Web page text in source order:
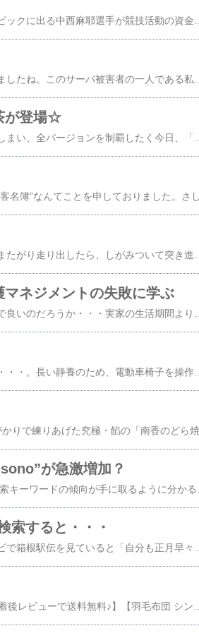
が登場☆
ネジメントの失敗に学ぶ
６月から府庁への通勤。ここにきて、少し不安が・・・。長い静養のため、電動車椅子を操作する左腕の筋力がかなり落ちている。先日の大阪への外出時も、バスの乗り降り、エレベーターの出入りがスムーズにいかなかった。府庁へ行くのに、左腕が不調。。。 ヘ（＿ ＿ヘ）☆＼（￣∀￣*）鍛えなおすしか、ありまへんがなっ・・・今日から毎週金曜日の夕方は、施設から国道までの坂道を、下って、登って、筋力アップの特訓です。標高差は１００メートルくらいあるかな・・・いままでも、何度も往復してるから不安はないけれど、今日の天気は雨が降ったり、晴れ間が差したり、ころころ変わる。風も強いし、まさに台風を想定した訓練になりそうだ。まぁ、今日の天気はどうでもいいけれど、日曜の東京は晴れてもらわねば。狙っている馬は、雨が苦手なんよ。。。季節限定いちご入り！TV登場で噂の「ほわり」3種15個入1900円【冷凍配送】ギフト/お歳暮/誕生日...価格：1,900円（税込、送料別）1台6役のレンジ調理器★ニュークックアートプラスニュークックアートプラス★レシピ付き【電子...価格：6,980円（税込、送料別）こちらもよろしく。ブログ人気ランキング投票ににワンクリックよお願いします。 ツキを呼ぶかも？
が急激増加？
索すると・・・